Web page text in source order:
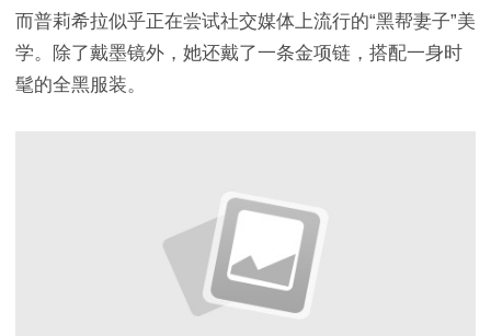
而普莉希拉似乎正在尝试社交媒体上流行的“黑帮妻子”美
学。除了戴墨镜外，她还戴了一条金项链，搭配一身时
髦的全黑服装。